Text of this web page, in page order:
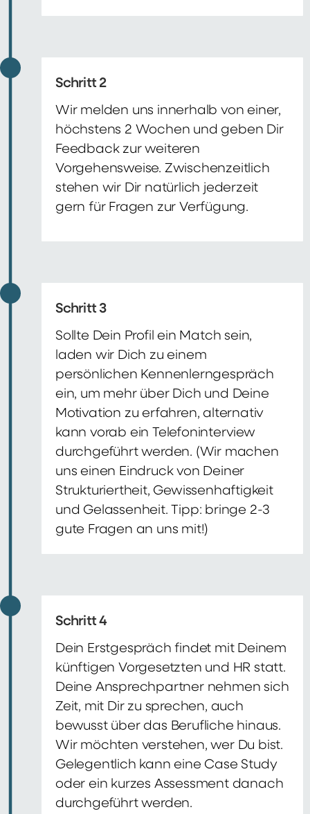
Schritt 2
Wir melden uns innerhalb von einer,
höchstens 2 Wochen und geben Dir
Feedback zur weiteren
Vorgehensweise. Zwischenzeitlich
stehen wir Dir natürlich jederzeit
gern für Fragen zur Verfügung.
Schritt 3
Sollte Dein Profil ein Match sein,
laden wir Dich zu einem
persönlichen Kennenlerngespräch
ein, um mehr über Dich und Deine
Motivation zu erfahren, alternativ
kann vorab ein Telefoninterview
durchgeführt werden. (Wir machen
uns einen Eindruck von Deiner
Strukturiertheit, Gewissenhaftigkeit
und Gelassenheit. Tipp: bringe 2-3
gute Fragen an uns mit!)
Schritt 4
Dein Erstgespräch findet mit Deinem
künftigen Vorgesetzten und HR statt.
Deine Ansprechpartner nehmen sich
Zeit, mit Dir zu sprechen, auch
bewusst über das Berufliche hinaus.
Wir möchten verstehen, wer Du bist.
Gelegentlich kann eine Case Study
oder ein kurzes Assessment danach
durchgeführt werden.